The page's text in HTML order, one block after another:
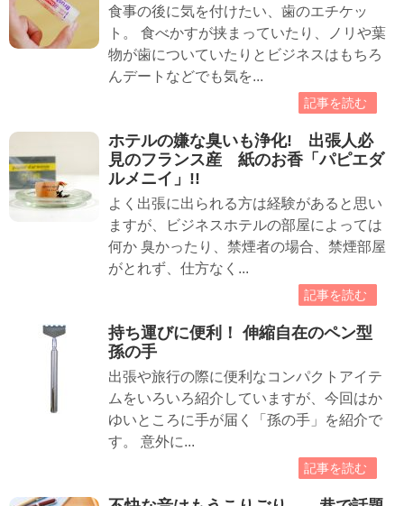
食事の後に気を付けたい、歯のエチケッ
ト。 食べかすが挟まっていたり、ノリや葉
物が歯についていたりとビジネスはもちろ
んデートなどでも気を...
記事を読む
ホテルの嫌な臭いも浄化! 出張人必
見のフランス産 紙のお香「パピエダ
ルメニイ」!!
よく出張に出られる方は経験があると思い
ますが、ビジネスホテルの部屋によっては
何か 臭かったり、禁煙者の場合、禁煙部屋
がとれず、仕方なく...
記事を読む
持ち運びに便利！ 伸縮自在のペン型
孫の手
出張や旅行の際に便利なコンパクトアイテ
ムをいろいろ紹介していますが、今回はか
ゆいところに手が届く「孫の手」を紹介で
す。 意外に...
記事を読む